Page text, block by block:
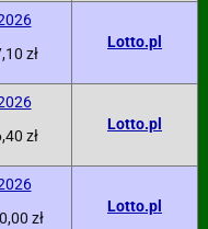
zł
Lotto.pl
zł
Lotto.pl
zł
Lotto.pl